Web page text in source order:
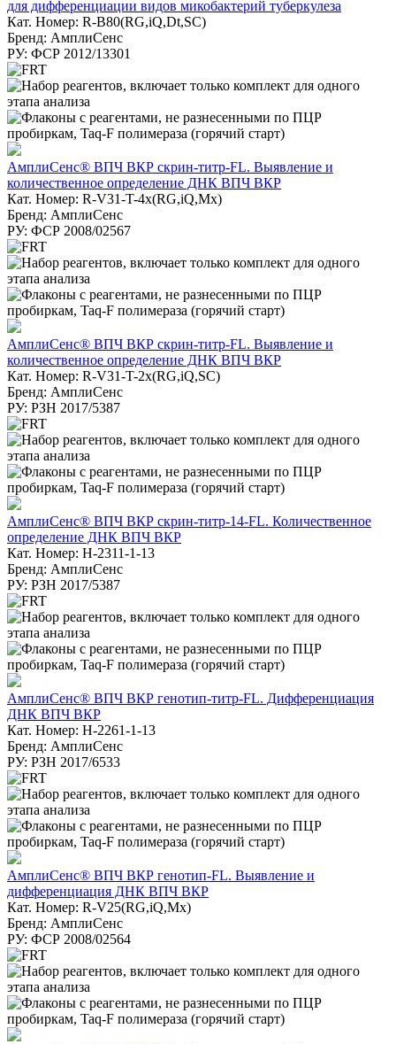
для дифференциации видов микобактерий туберкулеза
Кат. Номер: R-B80(RG,iQ,Dt,SC)
Бренд: АмплиСенс
РУ: ФСР 2012/13301
АмплиСенс® ВПЧ ВКР скрин-титр-FL. Выявление и
количественное определение ДНК ВПЧ ВКР
Кат. Номер: R-V31-T-4x(RG,iQ,Mx)
Бренд: АмплиСенс
РУ: ФСР 2008/02567
АмплиСенс® ВПЧ ВКР скрин-титр-FL. Выявление и
количественное определение ДНК ВПЧ ВКР
Кат. Номер: R-V31-T-2x(RG,iQ,SC)
Бренд: АмплиСенс
РУ: РЗН 2017/5387
АмплиСенс® ВПЧ ВКР скрин-титр-14-FL. Количественное
определение ДНК ВПЧ ВКР
Кат. Номер: H-2311-1-13
Бренд: АмплиСенс
РУ: РЗН 2017/5387
АмплиСенс® ВПЧ ВКР генотип-титр-FL. Дифференциация
ДНК ВПЧ ВКР
Кат. Номер: H-2261-1-13
Бренд: АмплиСенс
РУ: РЗН 2017/6533
АмплиСенс® ВПЧ ВКР генотип-FL. Выявление и
дифференциация ДНК ВПЧ ВКР
Кат. Номер: R-V25(RG,iQ,Mx)
Бренд: АмплиСенс
РУ: ФСР 2008/02564